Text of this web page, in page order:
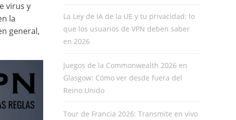
virus y
la
general,
La Ley de IA de la UE y tu privacidad: lo
que los usuarios de VPN deben saber
en 2026
Juegos de la Commonwealth 2026 en
Glasgow: Cómo ver desde fuera del
Reino Unido
Tour de Francia 2026: Transmite en vivo